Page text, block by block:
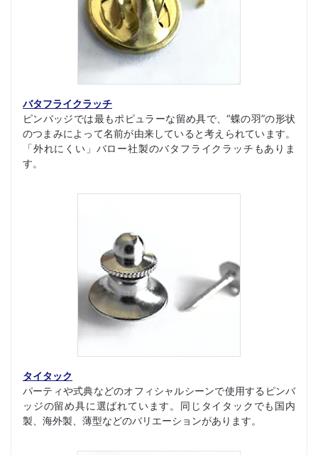
バタフライクラッチ
ピンバッジでは最もポピュラーな留め具で、“蝶の羽”の形状
のつまみによって名前が由来していると考えられています。
「外れにくい」バロー社製のバタフライクラッチもありま
す。
タイタック
パーティや式典などのオフィシャルシーンで使用するピンバ
ッジの留め具に選ばれています。同じタイタックでも国内
製、海外製、薄型などのバリエーションがあります。